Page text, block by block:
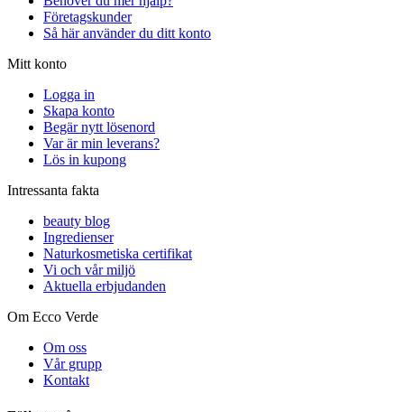
Företagskunder
Så här använder du ditt konto
Mitt konto
Logga in
Skapa konto
Begär nytt lösenord
Var är min leverans?
Lös in kupong
Intressanta fakta
beauty blog
Ingredienser
Naturkosmetiska certifikat
Vi och vår miljö
Aktuella erbjudanden
Om Ecco Verde
Om oss
Vår grupp
Kontakt